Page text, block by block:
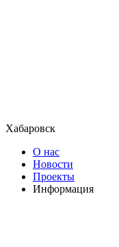
Хабаровск
О нас
Новости
Проекты
Информация